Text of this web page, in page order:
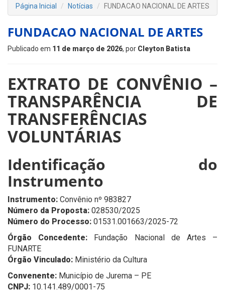
Página Inicial Notícias FUNDACAO NACIONAL DE ARTES
FUNDACAO NACIONAL DE ARTES
Publicado em 11 de março de 2026, por Cleyton Batista
EXTRATO DE CONVÊNIO –
TRANSPARÊNCIA DE
TRANSFERÊNCIAS
VOLUNTÁRIAS
Identificação do
Instrumento
Instrumento: Convênio nº 983827
Número da Proposta: 028530/2025
Número do Processo: 01531.001663/2025-72
Órgão Concedente: Fundação Nacional de Artes –
FUNARTE
Órgão Vinculado: Ministério da Cultura
Convenente: Município de Jurema – PE
CNPJ: 10.141.489/0001-75